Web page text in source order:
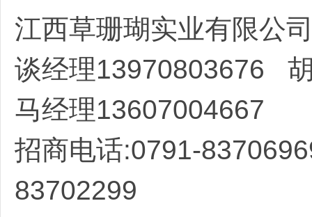
江西草珊瑚实业有限公
谈经理13970803676
马经理13607004667
招商电话:0791-
83702299